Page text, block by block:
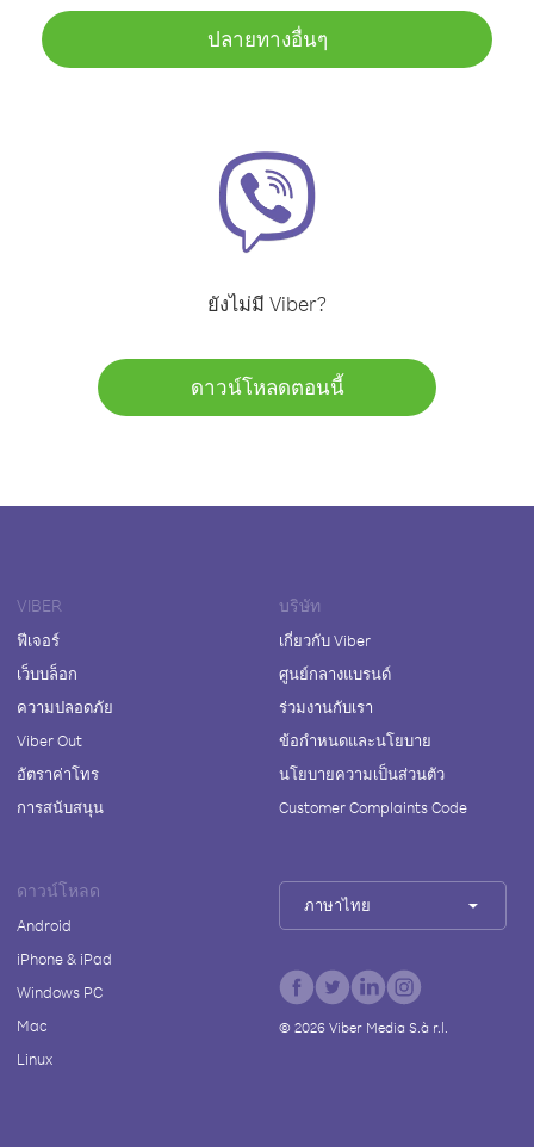
ปลายทางอื่นๆ
ยังไม่มี Viber?
ดาวน์โหลดตอนนี้
VIBER
ฟีเจอร์
เว็บบล็อก
ความปลอดภัย
Viber Out
อัตราค่าโทร
การสนับสนุน
บริษัท
เกี่ยวกับ Viber
ศูนย์กลางแบรนด์
ร่วมงานกับเรา
ข้อกำหนดและนโยบาย
นโยบายความเป็นส่วนตัว
Customer Complaints Code
ดาวน์โหลด
Android
iPhone & iPad
Windows PC
Mac
Linux
ภาษาไทย
© 2026Viber Media S.à r.l.